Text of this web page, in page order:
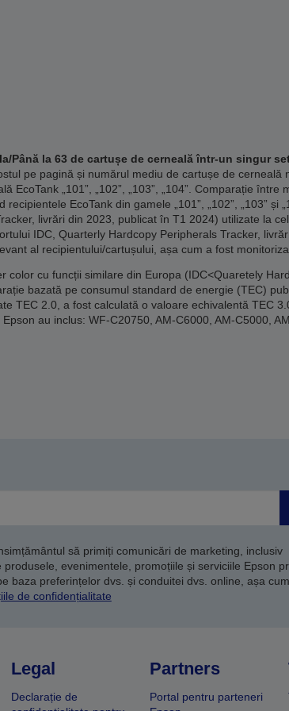
Până la 63 de cartușe de cerneală într-un singur
pe pagină și numărul mediu de cartușe de
EcoTank „101”, „102”, „103”, „104”. Comparație
EcoTank din gamele „101”, „102”, „103”
livrări din 2023, publicat în T1 2024) utilizate la
IDC, Quarterly Hardcopy Peripherals Tracker,
al recipientului/cartușului, așa cum a fost
cu funcții similare din Europa (IDC<Quaretely
bazată pe consumul standard de energie (TEC)
TEC 2.0, a fost calculată o valoare echivalentă TEC
au inclus: WF-C20750, AM-C6000, AM-C5000,
să primiți comunicări de marketing, inclusiv
evenimentele, promoțiile și serviciile Epson
baza preferințelor dvs. și conduitei dvs. online, așa cum
de confidențialitate
Legal
Declarație de
Partners
Portal pentru parteneri